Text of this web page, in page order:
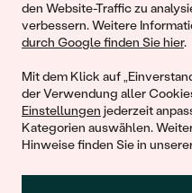
den Website-Traffic zu
verbessern. Weitere
durch Google finden Sie hier.
Mit dem Klick auf
der Verwendung aller
Einstellungen jederzeit
Kategorien auswählen.
Hinweise finden Sie in